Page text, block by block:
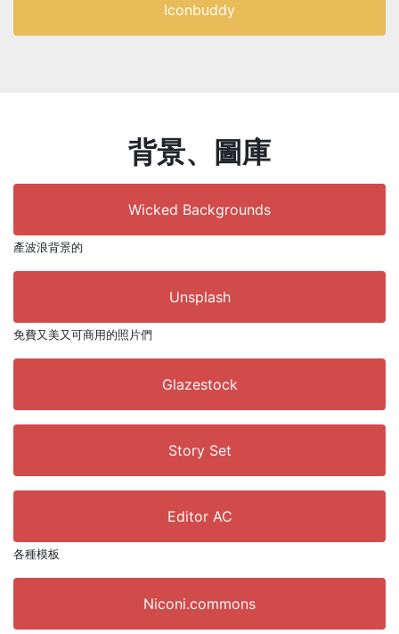
Iconbuddy
背景、圖庫
Wicked Backgrounds
產波浪背景的
Unsplash
免費又美又可商用的照片們
Glazestock
Story Set
Editor AC
各種模板
Niconi.commons